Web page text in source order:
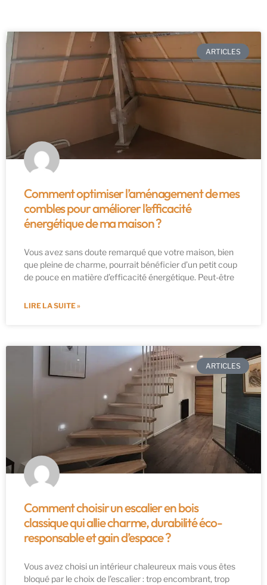
ARTICLES
Comment optimiser l’aménagement de mes
combles pour améliorer l’efficacité
énergétique de ma maison ?
Vous avez sans doute remarqué que votre maison, bien
que pleine de charme, pourrait bénéficier d’un petit coup
de pouce en matière d’efficacité énergétique. Peut-être
LIRE LA SUITE »
ARTICLES
Comment choisir un escalier en bois
classique qui allie charme, durabilité éco-
responsable et gain d’espace ?
Vous avez choisi un intérieur chaleureux mais vous êtes
bloqué par le choix de l’escalier : trop encombrant, trop